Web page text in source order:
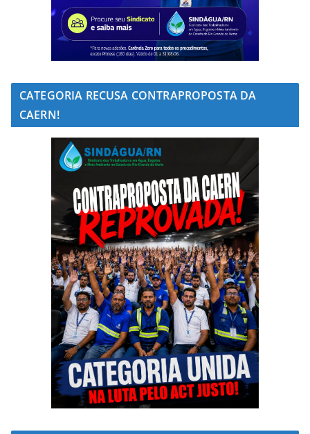
CATEGORIA RECUSA CONTRAPROPOSTA DA
CAERN!